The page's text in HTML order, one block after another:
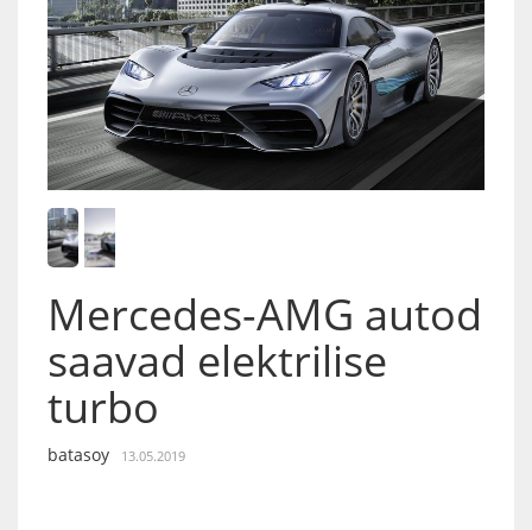
Mercedes-AMG autod
saavad elektrilise
turbo
batasoy 13.05.2019